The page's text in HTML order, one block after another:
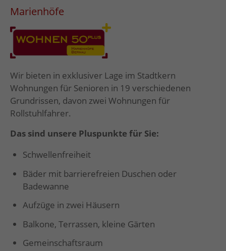
Marienhöfe
Wir bieten in exklusiver Lage im Stadtkern
Wohnungen für Senioren in 19 verschiedenen
Grundrissen, davon zwei Wohnungen für
Rollstuhlfahrer.
Das sind unsere Pluspunkte für Sie:
Schwellenfreiheit
Bäder mit barrierefreien Duschen oder
Badewanne
Aufzüge in zwei Häusern
Balkone, Terrassen, kleine Gärten
Gemeinschaftsraum